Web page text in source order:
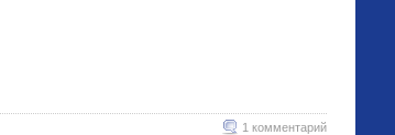
1 комментарий